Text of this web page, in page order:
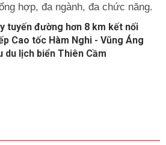
hợp, đa ngành, đa chức năng.
tuyến đường hơn 8 km kết nối
Cao tốc Hàm Nghi - Vũng Áng
du lịch biển Thiên Cầm